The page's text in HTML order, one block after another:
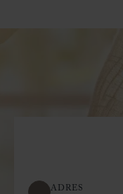
ADRES